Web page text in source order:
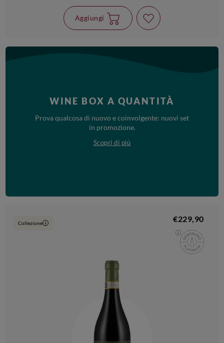
Aggiungi
WINE BOX A QUANTITÀ
Prova qualcosa di nuovo e coinvolgente: nuovi set
in promozione.
Scopri di più
Collezione i €229,90